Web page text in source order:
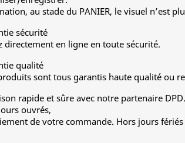
au stade du PANIER, le visuel n’est
sécurité
directement en ligne en toute sécurité.
qualité
sont tous garantis haute qualité ou
rapide et sûre avec notre partenaire
ouvrés,
de votre commande. Hors jours